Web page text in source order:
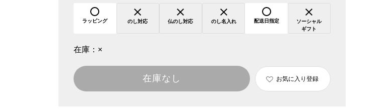
ラッピング のし対応 仏のし対応 のし名入れ 配送日指定
ソーシャル
ギフト
在庫： ×
在庫なし お気に入り登録